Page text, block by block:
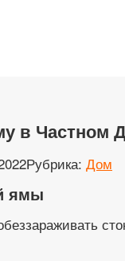
в Частном
Рубрика: Дом
ямы